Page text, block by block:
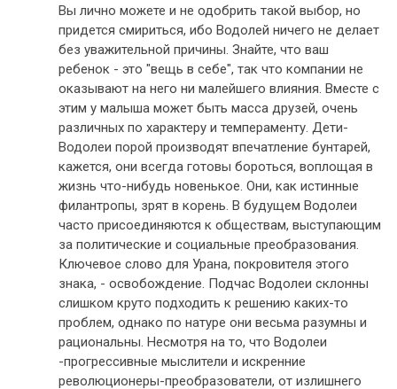
Вы лично можете и не одобрить такой выбор, но
придется смириться, ибо Водолей ничего не делает
без уважительной причины. Знайте, что ваш
ребенок - это "вещь в себе", так что компании не
оказывают на него ни малейшего влияния. Вместе с
этим у малыша может быть масса друзей, очень
различных по характеру и темпераменту. Дети-
Водолеи порой производят впечатление бунтарей,
кажется, они всегда готовы бороться, воплощая в
жизнь что-нибудь новенькое. Они, как истинные
филантропы, зрят в корень. В будущем Водолеи
часто присоединяются к обществам, выступающим
за политические и социальные преобразования.
Ключевое слово для Урана, покровителя этого
знака, - освобождение. Подчас Водолеи склонны
слишком круто подходить к решению каких-то
проблем, однако по натуре они весьма разумны и
рациональны. Несмотря на то, что Водолеи
-прогрессивные мыслители и искренние
революционеры-преобразователи, от излишнего